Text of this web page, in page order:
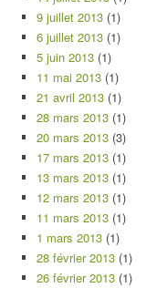
9 juillet 2013 (1)
6 juillet 2013 (1)
5 juin 2013 (1)
11 mai 2013 (1)
21 avril 2013 (1)
28 mars 2013 (1)
20 mars 2013 (3)
17 mars 2013 (1)
13 mars 2013 (1)
12 mars 2013 (1)
11 mars 2013 (1)
1 mars 2013 (1)
28 février 2013 (1)
26 février 2013 (1)